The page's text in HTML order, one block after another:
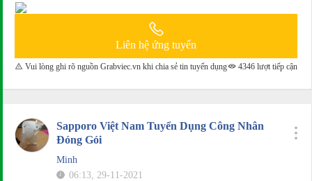
Liên hệ ứng tuyển
Vui lòng ghi rõ nguồn Grabviec.vn khi chia sẻ tin tuyển dụng 4346 lượt tiếp cận
Sapporo Việt Nam Tuyển Dụng Công Nhân
Đóng Gói
Minh
06:13, 29-11-2021